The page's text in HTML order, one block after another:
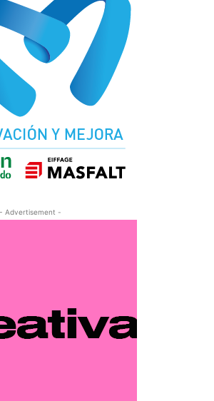
- Advertisement -